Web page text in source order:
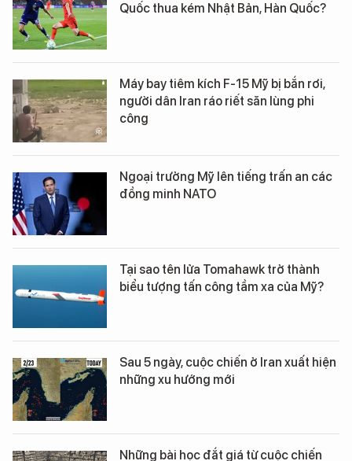
Quốc thua kém Nhật Bản, Hàn Quốc?
Máy bay tiêm kích F-15 Mỹ bị bắn rơi,
người dân Iran ráo riết săn lùng phi
công
Ngoại trưởng Mỹ lên tiếng trấn an các
đồng minh NATO
Tại sao tên lửa Tomahawk trở thành
biểu tượng tấn công tầm xa của Mỹ?
Sau 5 ngày, cuộc chiến ở Iran xuất hiện
những xu hướng mới
Những bài học đắt giá từ cuộc chiến